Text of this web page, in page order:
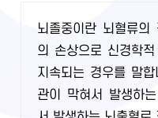
뇌졸중이란 뇌혈류
의 손상으로 신경학
지속되는 경우를 말
관이 막혀서 발생하